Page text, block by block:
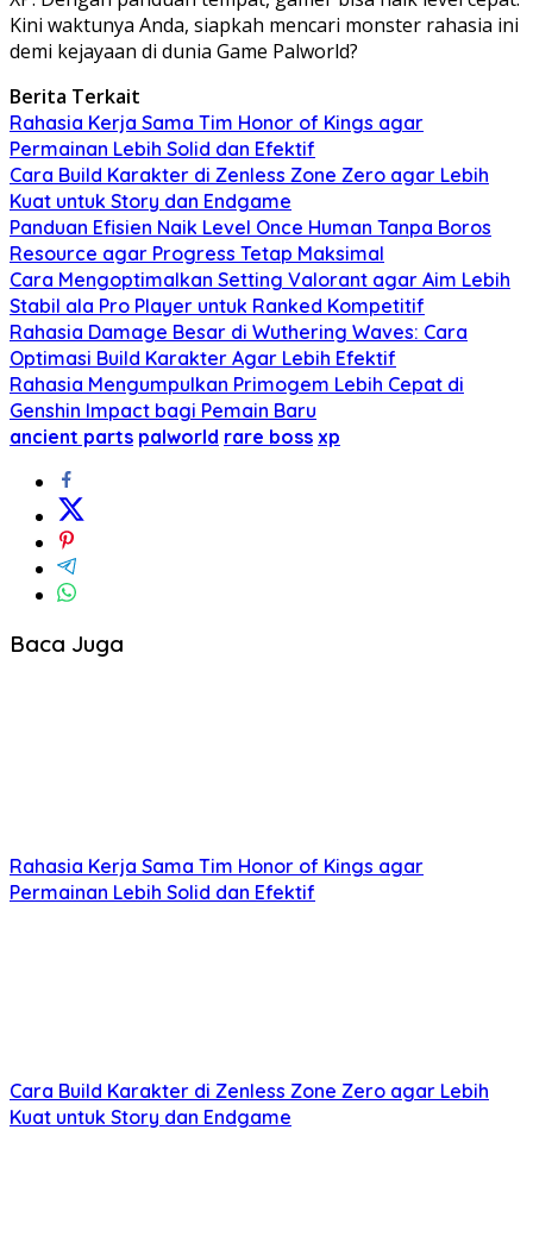
Kini waktunya Anda, siapkah mencari monster rahasia ini
demi kejayaan di dunia Game Palworld?
Berita Terkait
Rahasia Kerja Sama Tim Honor of Kings agar
Permainan Lebih Solid dan Efektif
Cara Build Karakter di Zenless Zone Zero agar Lebih
Kuat untuk Story dan Endgame
Panduan Efisien Naik Level Once Human Tanpa Boros
Resource agar Progress Tetap Maksimal
Cara Mengoptimalkan Setting Valorant agar Aim Lebih
Stabil ala Pro Player untuk Ranked Kompetitif
Rahasia Damage Besar di Wuthering Waves: Cara
Optimasi Build Karakter Agar Lebih Efektif
Rahasia Mengumpulkan Primogem Lebih Cepat di
Genshin Impact bagi Pemain Baru
ancient parts palworld rare boss xp
Baca Juga
Rahasia Kerja Sama Tim Honor of Kings agar
Permainan Lebih Solid dan Efektif
Cara Build Karakter di Zenless Zone Zero agar Lebih
Kuat untuk Story dan Endgame